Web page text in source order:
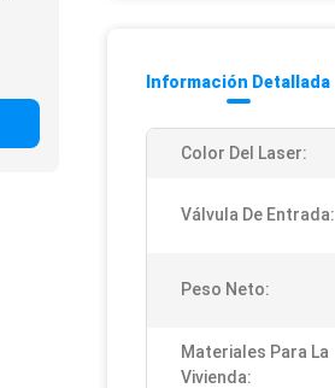
Información Detallada
Color Del Laser:
Válvula De Entrada:
Peso Neto:
Materiales Para La
Vivienda: